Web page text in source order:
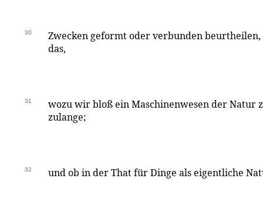
30
Zwecken geformt oder verbunden
das,
31
wozu wir bloß ein Maschinenwesen der Natur
zulange;
32 und ob in der That für Dinge als eigentliche